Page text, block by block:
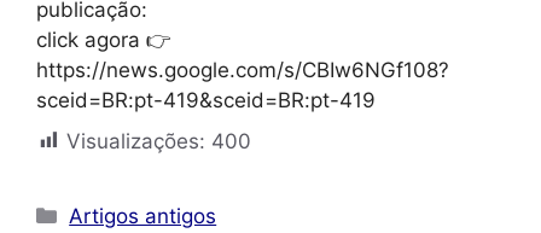
publicação:
click agora 👉
https://news.google.com/s/CBIw6NGf108?
sceid=BR:pt-419&sceid=BR:pt-419
Visualizações: 400
Categorias
Artigos antigos